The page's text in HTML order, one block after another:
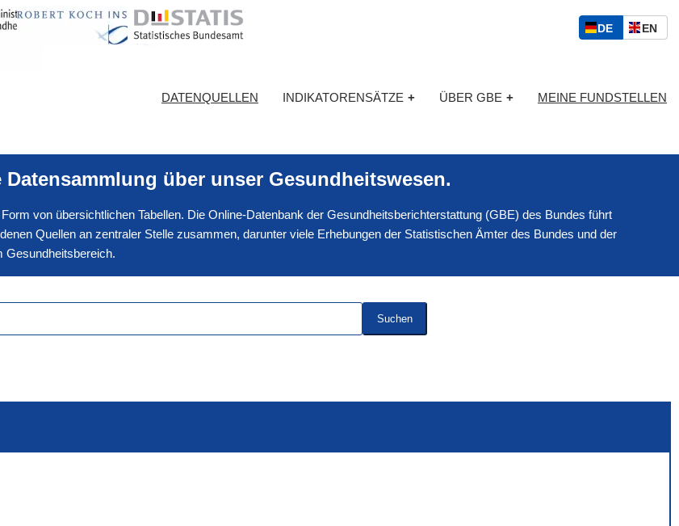
S
p
c
h
l
DED
S
ENE
I
H
DATENQUELLEN INDIKATORENSÄTZE + ÜBER GBE + MEINE FUNDSTELLEN
Datensammlung über unser Gesundheitswesen.
von übersichtlichen Tabellen. Die Online-Datenbank der Gesundheitsberichterstattung (GBE) des Bundes führt
Quellen an zentraler Stelle zusammen, darunter viele Erhebungen der Statistischen Ämter des Bundes und der
Gesundheitsbereich.
Suchen